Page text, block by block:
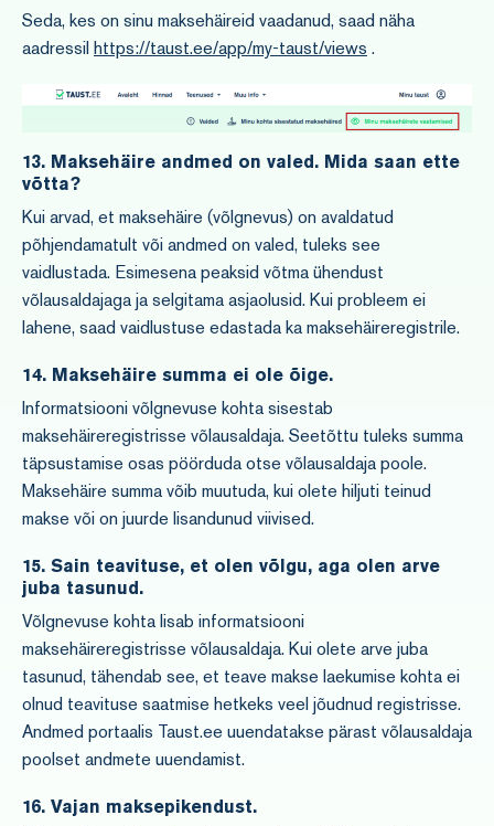
Seda, kes on sinu maksehäireid vaadanud, saad näha
aadressilhttps://taust.ee/app/my-taust/views .
13. Maksehäire andmed on valed. Mida saan ette
võtta?
Kui arvad, et maksehäire (võlgnevus) on avaldatud
põhjendamatult või andmed on valed, tuleks see
vaidlustada. Esimesena peaksid võtma ühendust
võlausaldajaga ja selgitama asjaolusid. Kui probleem ei
lahene, saad vaidlustuse edastada ka maksehäireregistrile.
14. Maksehäire summa ei ole õige.
Informatsiooni võlgnevuse kohta sisestab
maksehäireregistrisse võlausaldaja. Seetõttu tuleks summa
täpsustamise osas pöörduda otse võlausaldaja poole.
Maksehäire summa võib muutuda, kui olete hiljuti teinud
makse või on juurde lisandunud viivised.
15. Sain teavituse, et olen võlgu, aga olen arve
juba tasunud.
Võlgnevuse kohta lisab informatsiooni
maksehäireregistrisse võlausaldaja. Kui olete arve juba
tasunud, tähendab see, et teave makse laekumise kohta ei
olnud teavituse saatmise hetkeks veel jõudnud registrisse.
Andmed portaalis Taust.ee uuendatakse pärast võlausaldaja
poolset andmete uuendamist.
16. Vajan maksepikendust.